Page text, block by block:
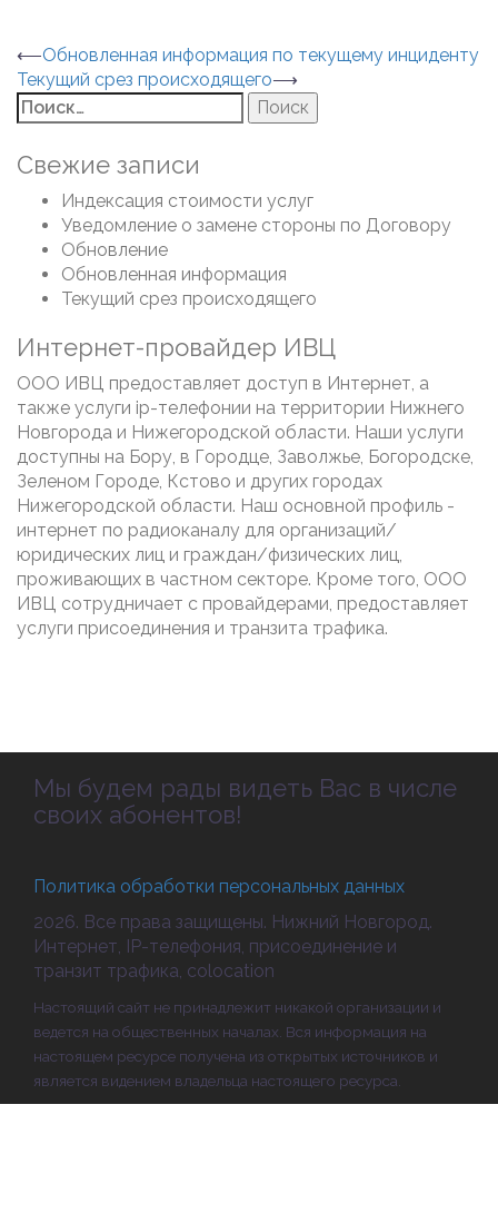
Навигация
по
записям
⟵Обновленная информация по текущему инциденту
Текущий срез происходящего⟶
Найти:
Свежие записи
Индексация стоимости услуг
Уведомление о замене стороны по Договору
Обновление
Обновленная информация
Текущий срез происходящего
Интернет-провайдер ИВЦ
ООО ИВЦ предоставляет доступ в Интернет, а
также услуги ip-телефонии на территории Нижнего
Новгорода и Нижегородской области. Наши услуги
доступны на Бору, в Городце, Заволжье, Богородске,
Зеленом Городе, Кстово и других городах
Нижегородской области. Наш основной профиль -
интернет по радиоканалу для организаций/
юридических лиц и граждан/физических лиц,
проживающих в частном секторе. Кроме того, ООО
ИВЦ сотрудничает с провайдерами, предоставляет
услуги присоединения и транзита трафика.
Мы будем рады видеть Вас в числе
своих абонентов!
Политика обработки персональных данных
2026. Все права защищены. Нижний Новгород.
Интернет, IP-телефония, присоединение и
транзит трафика, colocation
Настоящий сайт не принадлежит никакой организации и
ведется на общественных началах. Вся информация на
настоящем ресурсе получена из открытых источников и
является видением владельца настоящего ресурса.